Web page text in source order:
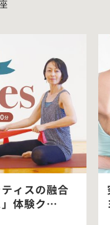
ィスの融合
」体験ク…